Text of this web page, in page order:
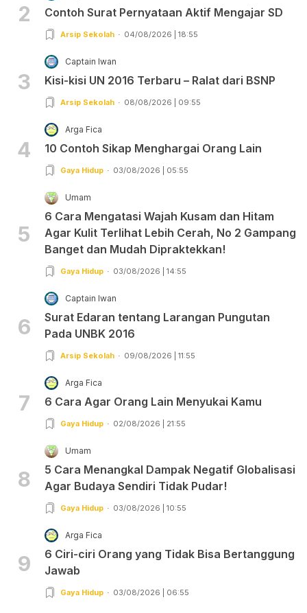
2 Contoh Surat Pernyataan Aktif Mengajar SD
Arsip Sekolah 04/08/2026 | 18:55
3
Captain Iwan
Kisi-kisi UN 2016 Terbaru – Ralat dari BSNP
Arsip Sekolah 08/08/2026 | 09:55
4
Arga Fica
10 Contoh Sikap Menghargai Orang Lain
Gaya Hidup 03/08/2026 | 05:55
5
Umam
6 Cara Mengatasi Wajah Kusam dan Hitam
Agar Kulit Terlihat Lebih Cerah, No 2 Gampang
Banget dan Mudah Dipraktekkan!
Gaya Hidup 03/08/2026 | 14:55
6
Captain Iwan
Surat Edaran tentang Larangan Pungutan
Pada UNBK 2016
Arsip Sekolah 09/08/2026 | 11:55
7
Arga Fica
6 Cara Agar Orang Lain Menyukai Kamu
Gaya Hidup 02/08/2026 | 21:55
8
Umam
5 Cara Menangkal Dampak Negatif Globalisasi
Agar Budaya Sendiri Tidak Pudar!
Gaya Hidup 03/08/2026 | 10:55
9
Arga Fica
6 Ciri-ciri Orang yang Tidak Bisa Bertanggung
Jawab
Gaya Hidup 03/08/2026 | 06:55